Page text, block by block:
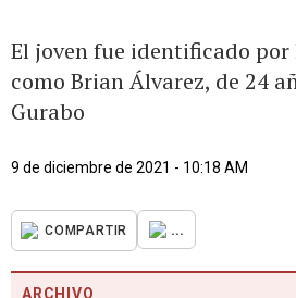
El joven fue identificado
como Brian Álvarez, de 24
Gurabo
9 de diciembre de 2021 - 10:18 AM
COMPARTIR ...
ARCHIVO